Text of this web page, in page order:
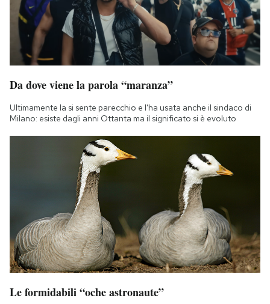
Da dove viene la parola “maranza”
Ultimamente la si sente parecchio e l'ha usata anche il sindaco di
Milano: esiste dagli anni Ottanta ma il significato si è evoluto
Le formidabili “oche astronaute”